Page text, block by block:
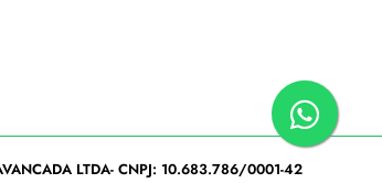
LTDA- CNPJ: 10.683.786/0001-42